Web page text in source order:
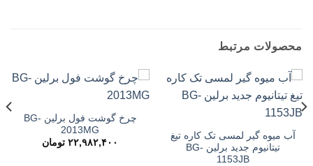
محصولات مرتبط
آب میوه گیر لمسی تک کاره تیغ
تیتانیوم جدید برلین BG-
1153JB
چرخ گوشت فول برلین BG-
2013MG
۲۲,۹۸۲,۴۰۰ تومان